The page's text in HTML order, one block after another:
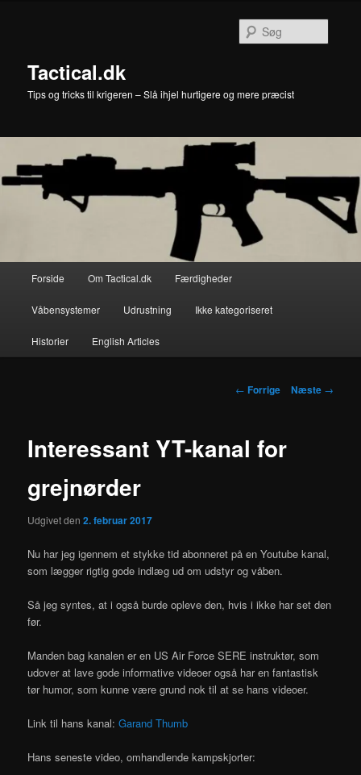
Tactical.dk
Tips og tricks til krigeren – Slå ihjel hurtigere og mere præcist
Forside Om Tactical.dk Færdigheder
Våbensystemer Udrustning Ikke kategoriseret
Historier English Articles
Indlægsnavigation
← Forrige Næste →
Interessant YT-kanal for
grejnørder
Udgivet den2. februar 2017
Nu har jeg igennem et stykke tid abonneret på en Youtube kanal,
som lægger rigtig gode indlæg ud om udstyr og våben.
Så jeg syntes, at i også burde opleve den, hvis i ikke har set den
før.
Manden bag kanalen er en US Air Force SERE instruktør, som
udover at lave gode informative videoer også har en fantastisk
tør humor, som kunne være grund nok til at se hans videoer.
Link til hans kanal:Garand Thumb
Hans seneste video, omhandlende kampskjorter: